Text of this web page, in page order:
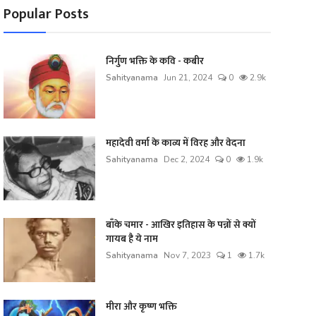
Popular Posts
निर्गुण भक्ति के कवि - कबीर
Sahityanama Jun 21, 2024 0 2.9k
महादेवी वर्मा के काव्य में विरह और वेदना
Sahityanama Dec 2, 2024 0 1.9k
बाँके चमार - आखिर इतिहास के पन्नों से क्यों
गायब है ये नाम
Sahityanama Nov 7, 2023 1 1.7k
मीरा और कृष्ण भक्ति